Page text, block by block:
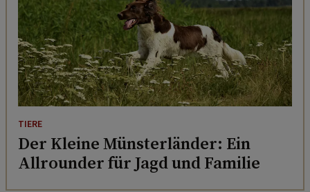
TIERE
Der Kleine Münsterländer: Ein
Allrounder für Jagd und Familie